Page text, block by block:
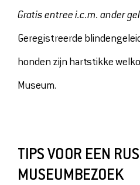
Gratis entree i.c.m. ander
Geregistreerde
honden zijn hartstikke
Museum.
TIPS VOOR EEN
MUSEUMBEZOEK